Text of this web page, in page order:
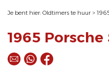
Je bent hier: Oldtimers te huur >
1965